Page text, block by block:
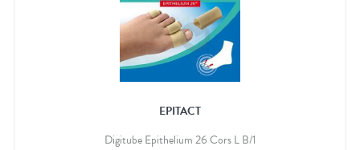
EPITACT
Digitube Epithelium 26 Cors L B/1